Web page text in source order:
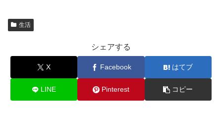
生活
シェアする
X Facebook はてブ
LINE Pinterest コピー